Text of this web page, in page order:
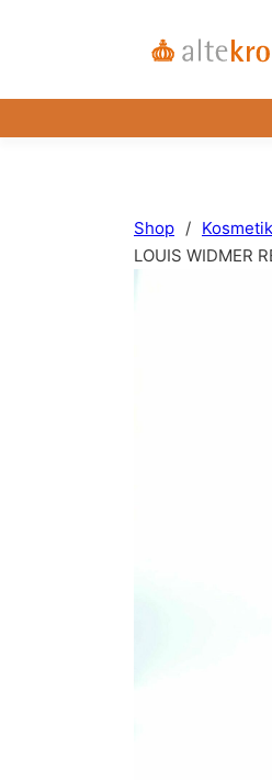
Shop / Kosmetik
LOUIS WIDMER